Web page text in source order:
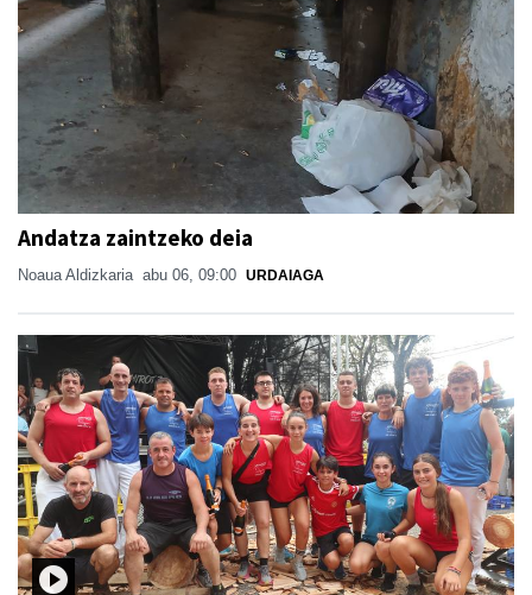
Andatza zaintzeko deia
Noaua Aldizkaria abu 06, 09:00 URDAIAGA